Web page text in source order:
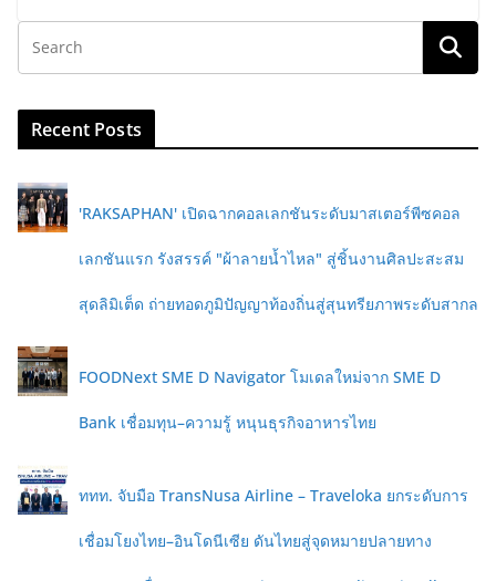
Recent Posts
'RAKSAPHAN' เปิดฉากคอลเลกชันระดับมาสเตอร์พีซคอล
เลกชันแรก รังสรรค์ "ผ้าลายน้ำไหล" สู่ชิ้นงานศิลปะสะสม
สุดลิมิเต็ด ถ่ายทอดภูมิปัญญาท้องถิ่นสู่สุนทรียภาพระดับสากล
FOODNext SME D Navigator โมเดลใหม่จาก SME D
Bank เชื่อมทุน–ความรู้ หนุนธุรกิจอาหารไทย
ททท. จับมือ TransNusa Airline – Traveloka ยกระดับการ
เชื่อมโยงไทย–อินโดนีเซีย ดันไทยสู่จุดหมายปลายทาง